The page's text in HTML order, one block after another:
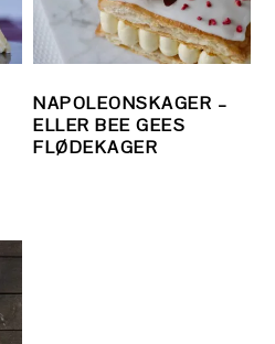
NAPOLEONSKAGER –
ELLER BEE GEES
FLØDEKAGER